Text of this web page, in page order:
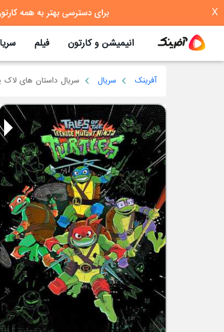
X
انیمیشن و کارتون فیلم
آفرینک سریال سریال داستان ‌های